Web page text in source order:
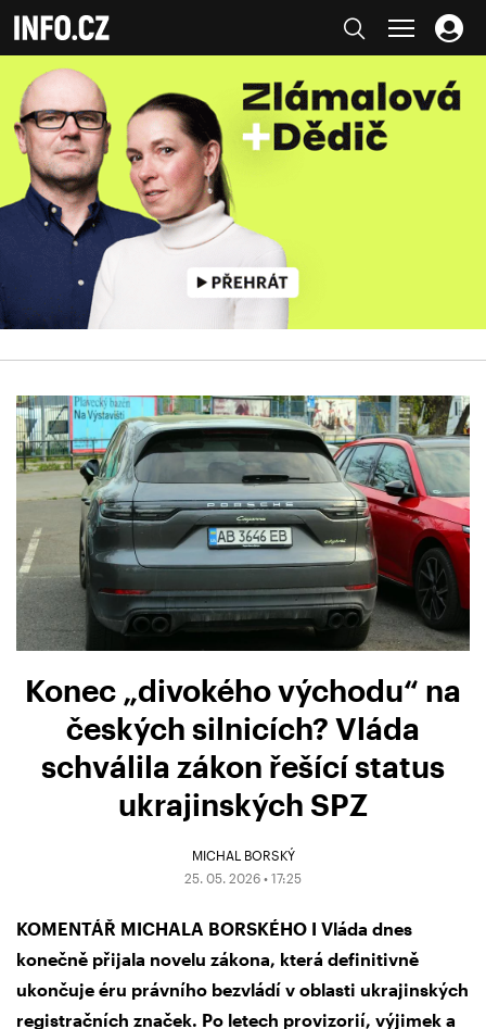
Konec „divokého východu“ na
českých silnicích? Vláda
schválila zákon řešící status
ukrajinských SPZ
MICHAL BORSKÝ
25. 05. 2026 • 17:25
KOMENTÁŘ MICHALA BORSKÉHO I Vláda dnes
konečně přijala novelu zákona, která definitivně
ukončuje éru právního bezvládí v oblasti ukrajinských
registračních značek. Po letech provizorií, výjimek a